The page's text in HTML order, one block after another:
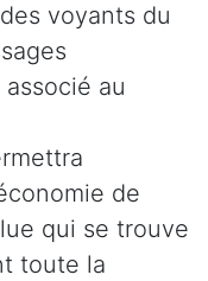
voyants du
au
de
qui se trouve
toute la